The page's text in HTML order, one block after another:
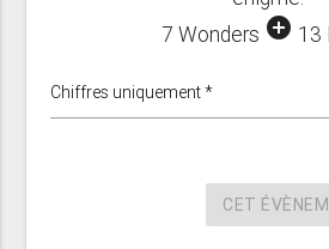
7 Wonders add_circle 13
Chiffres uniquement *
CET